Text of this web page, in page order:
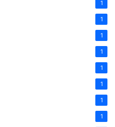
1
1
1
1
1
1
1
1